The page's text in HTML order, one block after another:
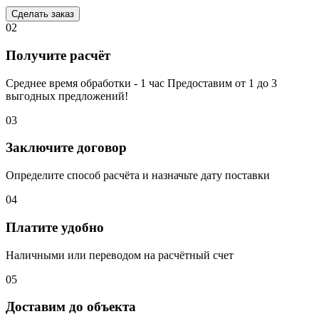
Сделать заказ
02
Получите расчёт
Среднее время обработки - 1 час Предоставим от 1 до 3
выгодных предложений!
03
Заключите договор
Определите способ расчёта и назначьте дату поставки
04
Платите удобно
Наличными или переводом на расчётный счет
05
Доставим до объекта